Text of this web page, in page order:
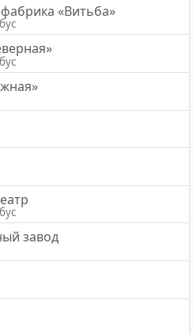
«Витьба»
завод